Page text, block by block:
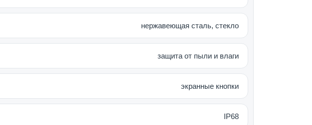
нержавеющая сталь, стекло
защита от пыли и влаги
экранные кнопки
IP68